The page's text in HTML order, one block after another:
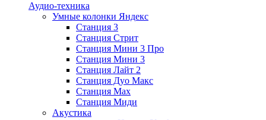
Аудио-техника
Умные колонки Яндекс
Станция 3
Станция Стрит
Станция Мини 3 Про
Станция Мини 3
Станция Лайт 2
Станция Дуо Макс
Станция Max
Станция Миди
Акустика